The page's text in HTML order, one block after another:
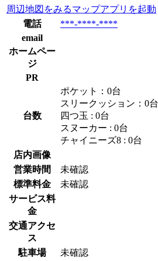
周辺地図をみるマップアプリを起動
電話
***-****-****
email
ホームペー
ジ
PR
台数
ポケット：0台
スリークッション：0台
四つ玉 : 0台
スヌーカー : 0台
チャイニーズ8 : 0台
店内画像
営業時間
未確認
標準料金
未確認
サービス料
金
交通アクセ
ス
駐車場
未確認